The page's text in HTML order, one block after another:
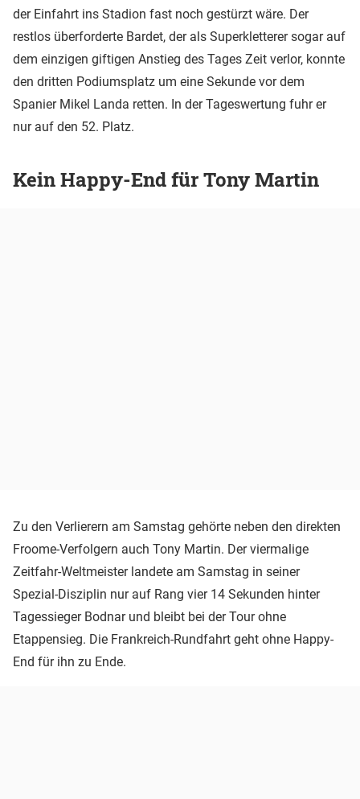
der Einfahrt ins Stadion fast noch gestürzt wäre. Der
restlos überforderte Bardet, der als Superkletterer sogar auf
dem einzigen giftigen Anstieg des Tages Zeit verlor, konnte
den dritten Podiumsplatz um eine Sekunde vor dem
Spanier Mikel Landa retten. In der Tageswertung fuhr er
nur auf den 52. Platz.
Kein Happy-End für Tony Martin
Zu den Verlierern am Samstag gehörte neben den direkten
Froome-Verfolgern auch Tony Martin. Der viermalige
Zeitfahr-Weltmeister landete am Samstag in seiner
Spezial-Disziplin nur auf Rang vier 14 Sekunden hinter
Tagessieger Bodnar und bleibt bei der Tour ohne
Etappensieg. Die Frankreich-Rundfahrt geht ohne Happy-
End für ihn zu Ende.